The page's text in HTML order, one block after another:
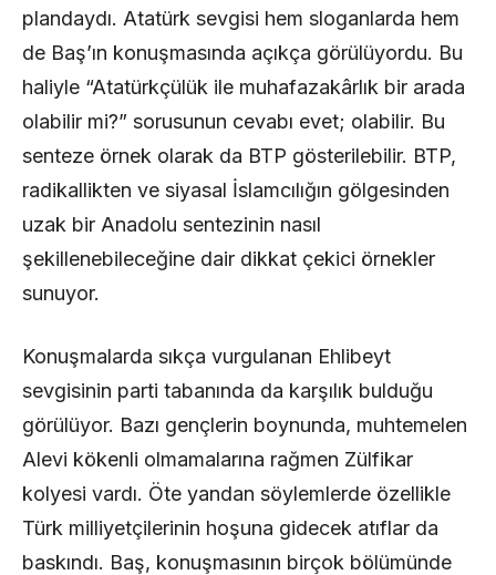
plandaydı. Atatürk sevgisi hem sloganlarda hem
de Baş’ın konuşmasında açıkça görülüyordu. Bu
haliyle “Atatürkçülük ile muhafazakârlık bir arada
olabilir mi?” sorusunun cevabı evet; olabilir. Bu
senteze örnek olarak da BTP gösterilebilir. BTP,
radikallikten ve siyasal İslamcılığın gölgesinden
uzak bir Anadolu sentezinin nasıl
şekillenebileceğine dair dikkat çekici örnekler
sunuyor.
Konuşmalarda sıkça vurgulanan Ehlibeyt
sevgisinin parti tabanında da karşılık bulduğu
görülüyor. Bazı gençlerin boynunda, muhtemelen
Alevi kökenli olmamalarına rağmen Zülfikar
kolyesi vardı. Öte yandan söylemlerde özellikle
Türk milliyetçilerinin hoşuna gidecek atıflar da
baskındı. Baş, konuşmasının birçok bölümünde